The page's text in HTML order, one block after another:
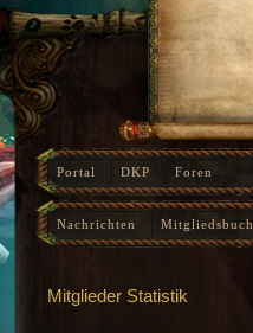
Portal DKP Foren
Nachrichten Mitgliedsbuch
Mitglieder Statistik